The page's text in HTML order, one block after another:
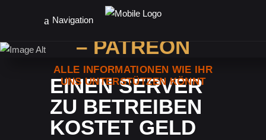
Navigation
UNTERSTÜTZEN
– PATREON
ALLE INFORMATIONEN WIE IHR
UNS UNTERSTÜTZEN KÖNNT
EINEN SERVER
ZU BETREIBEN
KOSTET GELD